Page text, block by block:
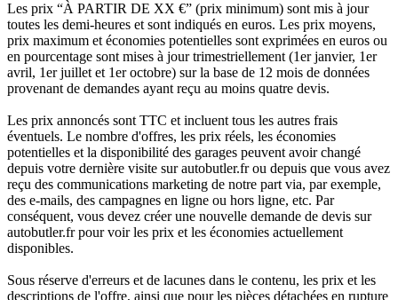
Les prix “À PARTIR DE XX €” (prix minimum) sont mis à jour
toutes les demi-heures et sont indiqués en euros. Les prix moyens,
prix maximum et économies potentielles sont exprimées en euros ou
en pourcentage sont mises à jour trimestriellement (1er janvier, 1er
avril, 1er juillet et 1er octobre) sur la base de 12 mois de données
provenant de demandes ayant reçu au moins quatre devis.
Les prix annoncés sont TTC et incluent tous les autres frais
éventuels. Le nombre d'offres, les prix réels, les économies
potentielles et la disponibilité des garages peuvent avoir changé
depuis votre dernière visite sur autobutler.fr ou depuis que vous avez
reçu des communications marketing de notre part via, par exemple,
des e-mails, des campagnes en ligne ou hors ligne, etc. Par
conséquent, vous devez créer une nouvelle demande de devis sur
autobutler.fr pour voir les prix et les économies actuellement
disponibles.
Sous réserve d'erreurs et de lacunes dans le contenu, les prix et les
descriptions de l'offre, ainsi que pour les pièces détachées en rupture